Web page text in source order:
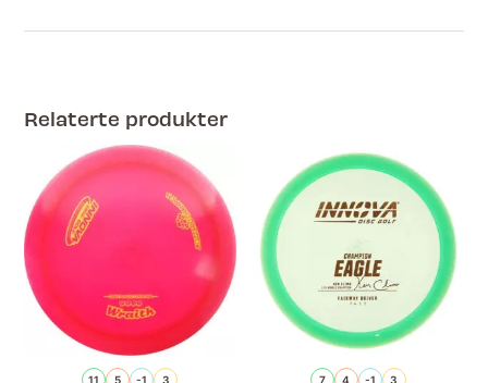
Relaterte produkter
11 5 -1 3 7 4 -1 3